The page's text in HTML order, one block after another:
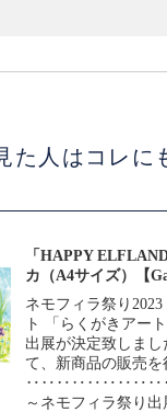
た人はコレに
「HAPPY
カ（A4サイズ）【
ネモフィラ祭り
ト 「らくがきアー
出展が決定致しま
て、新商品の販売を
～ネモフィラ祭り